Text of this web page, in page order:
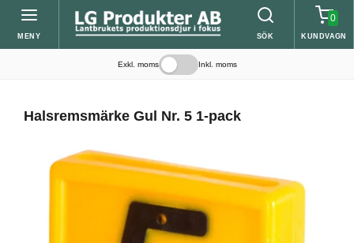
MENY SÖK
0
KUNDVAGN
Exkl. moms Inkl. moms
Halsremsmärke Gul Nr. 5 1-pack